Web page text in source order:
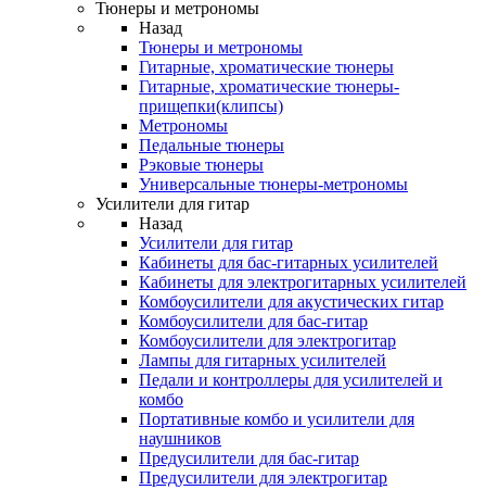
Тюнеры и метрономы
Назад
Тюнеры и метрономы
Гитарные, хроматические тюнеры
Гитарные, хроматические тюнеры-
прищепки(клипсы)
Метрономы
Педальные тюнеры
Рэковые тюнеры
Универсальные тюнеры-метрономы
Усилители для гитар
Назад
Усилители для гитар
Кабинеты для бас-гитарных усилителей
Кабинеты для электрогитарных усилителей
Комбоусилители для акустических гитар
Комбоусилители для бас-гитар
Комбоусилители для электрогитар
Лампы для гитарных усилителей
Педали и контроллеры для усилителей и
комбо
Портативные комбо и усилители для
наушников
Предусилители для бас-гитар
Предусилители для электрогитар